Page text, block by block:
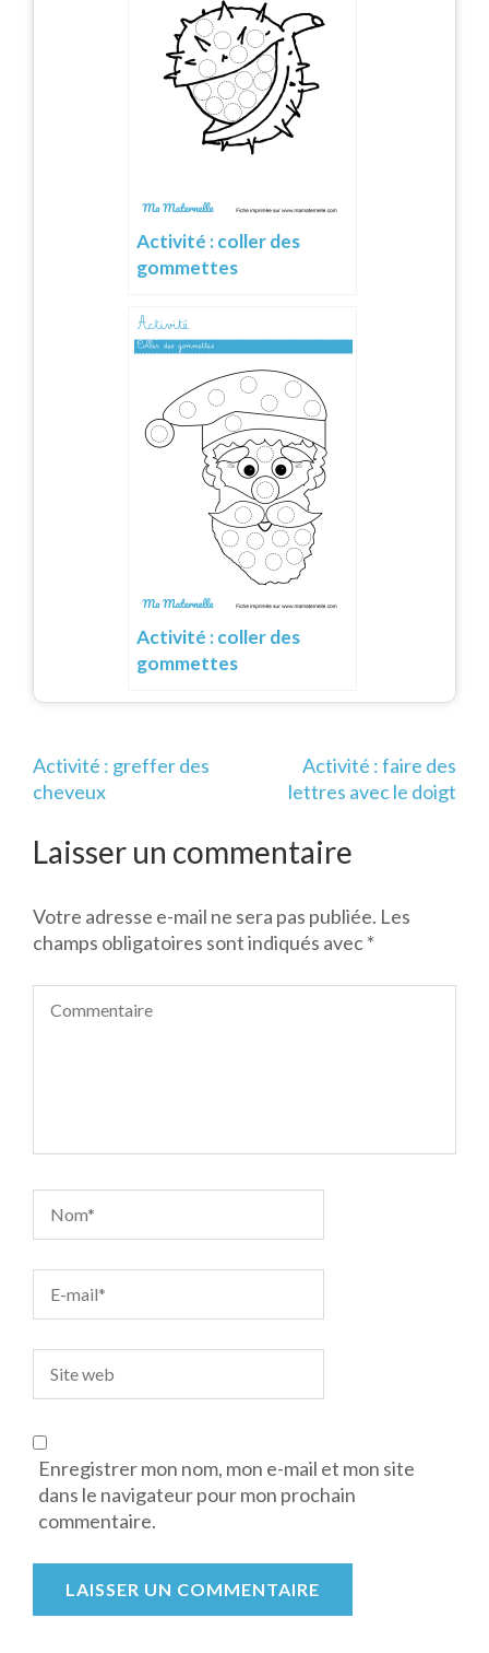
Activité : coller des
gommettes
Activité : coller des
gommettes
Navigation
de
Activité : greffer des
cheveux
Activité : faire des
lettres avec le doigt
Laisser un commentaire
Votre adresse e-mail ne sera pas publiée. Les
champs obligatoires sont indiqués avec*
Enregistrer mon nom, mon e-mail et mon site
dans le navigateur pour mon prochain
commentaire.